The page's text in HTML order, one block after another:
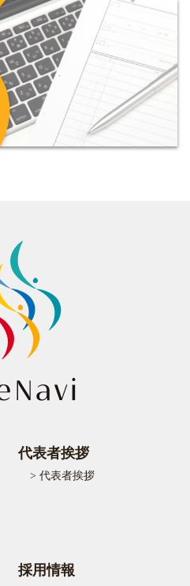
代表者挨拶
> 代表者挨拶
採用情報